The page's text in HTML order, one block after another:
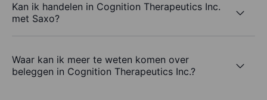
Kan ik handelen in Cognition Therapeutics Inc.
met Saxo?
Waar kan ik meer te weten komen over
beleggen in Cognition Therapeutics Inc.?